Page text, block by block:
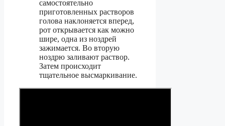
самостоятельно
приготовленных растворов
голова наклоняется вперед,
рот открывается как можно
шире, одна из ноздрей
зажимается. Во вторую
ноздрю заливают раствор.
Затем происходит
тщательное высмаркивание.